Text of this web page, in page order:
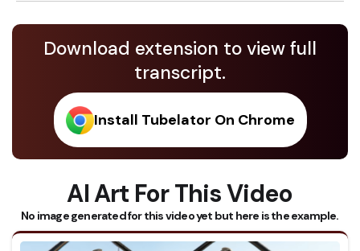
Download extension to view full
transcript.
Install Tubelator On Chrome
AI Art For This Video
No image generated for this video yet but here is the example.